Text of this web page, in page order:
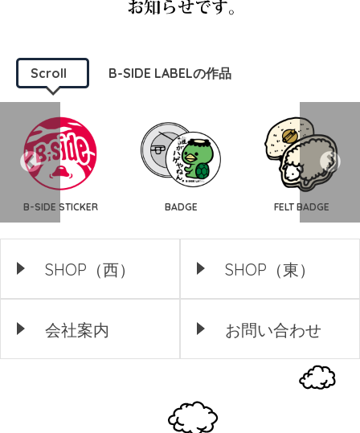
Scroll B-SIDE LABELの作品
B-SIDE STICKER BADGE FELT BADGE
SHOP（西） SHOP（東）
会社案内 お問い合わせ